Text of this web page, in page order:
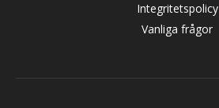
Integritetspolicy
Vanliga frågor